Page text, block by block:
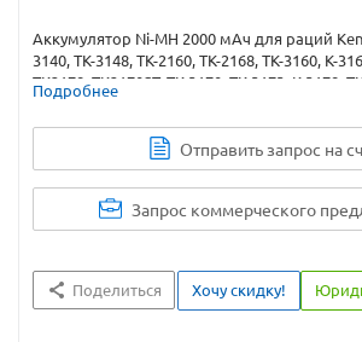
Аккумулятор Ni-MH 2000 мАч для раций
3140, TK-3148, TK-2160, TK-2168, TK-3160, K-
TK2178, TK2170ST, TK-3170, TK-3173, K-3178,
Подробнее
Отправить запрос на
Запрос коммерческого
Поделиться Хочу скидку!